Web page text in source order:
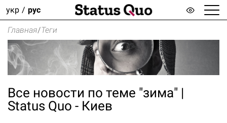
укр рус
Главная/Теги
Все новости по теме "зима" |
Status Quo - Киев